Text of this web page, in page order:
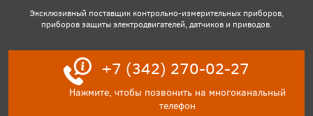
Эксклюзивный поставщик контрольно-измерительных приборов,
приборов защиты электродвигателей, датчиков и приводов.
+7 (342) 270-02-27
Нажмите, чтобы позвонить на многоканальный
телефон